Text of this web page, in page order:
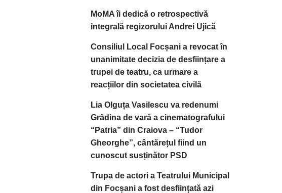
MoMA îi dedică o retrospectivă
integrală regizorului Andrei Ujică
Consiliul Local Focșani a revocat în
unanimitate decizia de desființare a
trupei de teatru, ca urmare a
reacțiilor din societatea civilă
Lia Olguța Vasilescu va redenumi
Grădina de vară a cinematografului
“Patria” din Craiova – “Tudor
Gheorghe”, cântărețul fiind un
cunoscut susținător PSD
Trupa de actori a Teatrului Municipal
din Focșani a fost desființată azi